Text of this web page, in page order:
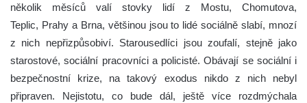
několik měsíců valí stovky lidí z Mostu, Chomutova,
Teplic, Prahy a Brna, většinou jsou to lidé sociálně slabí, mnozí
z nich nepřizpůsobiví. Starousedlíci jsou zoufalí, stejně jako
starostové, sociální pracovníci a policisté. Obávají se sociální i
bezpečnostní krize, na takový exodus nikdo z nich nebyl
připraven. Nejistotu, co bude dál, ještě více rozdmýchala